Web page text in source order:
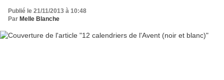
Publié le 21/11/2013 à 10:48
Par Melle Blanche